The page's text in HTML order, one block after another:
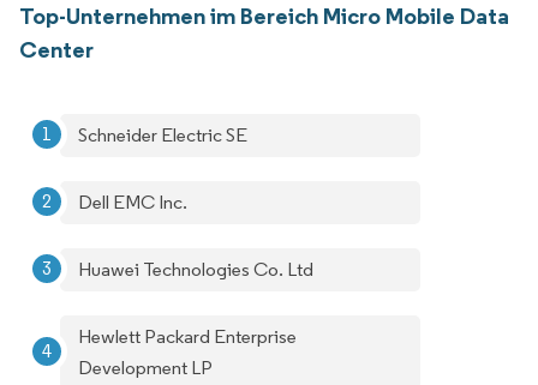
Top-Unternehmen im Bereich Micro Mobile Data
Center
Schneider Electric SE
Dell EMC Inc.
Huawei Technologies Co. Ltd
Hewlett Packard Enterprise
Development LP